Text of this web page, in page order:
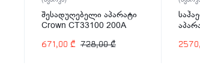
შესადუღებელი აპარატი
Crown CT33100 200A
728,00₾
671,00 ₾
Kraft